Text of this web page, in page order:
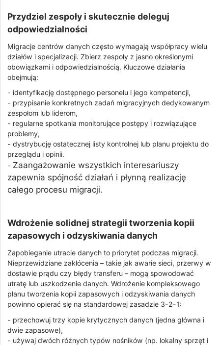
Przydziel zespoły i skutecznie deleguj
odpowiedzialności
Migracje centrów danych często wymagają współpracy wielu
działów i specjalizacji. Zbierz zespoły z jasno określonymi
obowiązkami i odpowiedzialnością. Kluczowe działania
obejmują:
- identyfikację dostępnego personelu i jego kompetencji,
- przypisanie konkretnych zadań migracyjnych dedykowanym
zespołom lub liderom,
- regularne spotkania monitorujące postępy i rozwiązujące
problemy,
- dystrybucję ostatecznej listy kontrolnej lub planu projektu do
przeglądu i opinii.
- Zaangażowanie wszystkich interesariuszy
zapewnia spójność działań i płynną realizację
całego procesu migracji.
Wdrożenie solidnej strategii tworzenia kopii
zapasowych i odzyskiwania danych
Zapobieganie utracie danych to priorytet podczas migracji.
Nieprzewidziane zakłócenia – takie jak awarie sieci, przerwy w
dostawie prądu czy błędy transferu – mogą spowodować
utratę lub uszkodzenie danych. Wdrożenie kompleksowego
planu tworzenia kopii zapasowych i odzyskiwania danych
powinno opierać się na standardowej zasadzie 3-2-1:
- przechowuj trzy kopie krytycznych danych (jedna główna i
dwie zapasowe),
- używaj dwóch różnych typów nośników (np. lokalny sprzęt i